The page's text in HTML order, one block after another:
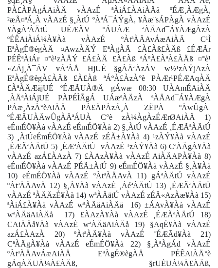
PÀ£ÀPÀgÁAiÀÄ vÀAzÉ ªÀiÁ£ÀAiÀÄå ºÉÆ¸ÀÆgÀ,
²æÃ¤ªÁ¸À vÀAzÉ §¸ÀtÚ ºÀªÁ¯ÁÝgÀ, ¥Àæ¨sÁPÀgÀ vÀAzÉ
¥ÀgÀªÀÄtÚ UÉÆÃV ºÁUÀÆ ªÀÄAd¯Á¥ÀÆgÀzÀ
ºÉÊAiÀiÁ¼À¥Àà vÀAzÉ ºÀtªÀÄAvÁæAiÀÄ C¹Ì
EªÀgÉ®ègÀÄ ¤AwzÀÄÝ EªÀgÀÄ £À£Àß£ÀÄß £ÉÆÃr
PÉÊªÀiÁr ¤°è¹zÀÄÝ £Á£ÀÄ £À£Àß ªÁºÀ£ÀªÀ£ÀÄß ¤°è¹
«ZÁj¸À¯ÁV vÁªÀÅ HjUÉ §gÀÄªÀzÁV w½¹zÀÝjAzÀ
EªÀgÉ®ègÀ£ÀÄß £À£Àß ªÁºÀ£ÀzÀ°è PÀÆr¹PÉÆAqÀÄ
£ÀªÀÄÆäjUÉ ºÉÆÃUÀ®Ä gÁwæ 08:30 UÀAmÉAiÀÄ
¸ÀÄªÀiÁjUÉ PÀPÉÌÃgÁ UÁæªÀÄzÀ ªÀÄAd¯Á¥ÀÆgÀ
PÁæ¸ÀzÀ°èAiÀÄ PÀ£ÀPÀzÁ¸À ZËPÀ ºÀwÛgÀ
ºÉÆÃUÀÄwÛgÀÄªÁUÀ C°è zÀ¼ÀgÀzÉÆrØAiÀÄ 1)
eÉmÉÖ¥Àà vÀAzÉ eÉmÉÖ¥Àà 2) §¸ÀtÚ vÀAzÉ ¸ÉÆÃªÀÄtÚ
3) ¸ÀtÚeÉmÉÖ¥Àà vÀAzÉ zÉÃ±À¥Àà 4) ¹zÀÝ¥Àà vÀAzÉ
¸ÉÆÃªÀÄtÚ 5) ¸ÉÆªÀÄtÚ
vÀAzÉ ¹zÀÝ¥Àà 6) CªÀÄgÀ¥Àà
vÀAzÉ azÁ£ÀAzÀ 7) £ÀAzÀ¥Àà vÀAzÉ AiÀÄAPÀ¥Àà 8)
eÉmÉÖ¥Àà vÀAzÉ PÉÃ±ÀtÚ 9) eÉmÉÖ¥Àà vÀAzÉ §¸À¥Àà
10) eÉmÉÖ¥Àà vÀAzÉ ºÀtªÀÄAvÀ 11) gÁªÀÄtÚ vÀAzÉ
ºÀtªÀÄAvÀ 12) §¸À¥Àà vÀAzÉ ¸ÁéªÀÄtÚ 13) ¸ÉÆÃªÀÄtÚ
vÀAzÉ ªÀÄÄzÉ¥Àà 14) wªÀÄätÚ vÀAzÉ zÉÃ«AzÀæ¥Àà 15)
ªÀiÁ£À¥Àà vÀAzÉ wªÀÄäAiÀÄå
16) ±ÁAvÀ¥Àà vÀAzÉ
wªÀÄäAiÀÄå
17) £ÀAzÀ¥Àà vÀAzÉ ¸ÉÆÃªÀÄtÚ 18)
CAiÀÄå¥Àà vÀAzÉ wªÀÄäAiÀÄå 19) §AqÉ¥Àà vÀAzÉ
azÁ£ÀAzÀ 20) ºÀtªÀÄ¥Àà vÀAzÉ ¨ÉÆÃd¥Àà 21)
CªÀÄgÀ¥Àà vÀAzÉ eÉmÉÖ¥Àà 22) §¸ÀªÀgÁd vÀAzÉ
ºÀtªÀÄAvÁæAiÀÄ EªÀgÉ®ègÀÄ PÉÊAiÀÄ°è
gÁqÀÄUÀ¼À£ÀÄß, §rUÉUÀ¼À£ÀÄß,